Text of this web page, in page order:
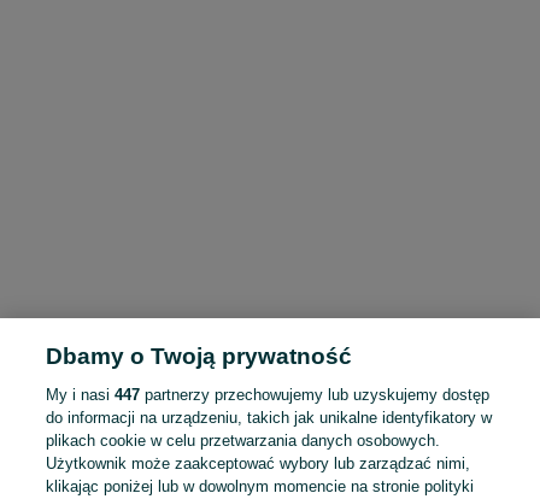
Dbamy o Twoją prywatność
My i nasi447 partnerzy przechowujemy lub uzyskujemy dostęp
do informacji na urządzeniu, takich jak unikalne identyfikatory w
plikach cookie w celu przetwarzania danych osobowych.
Użytkownik może zaakceptować wybory lub zarządzać nimi,
klikając poniżej lub w dowolnym momencie na stronie polityki